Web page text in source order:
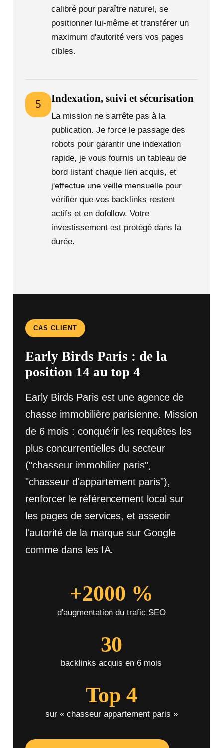
calibré pour paraître naturel, se
positionner lui-même et transférer un
maximum d'autorité vers vos pages
cibles.
5 Indexation, suivi et sécurisation
La mission ne s'arrête pas à la
publication. Je force le passage des
robots pour garantir une indexation
rapide, je vous fournis un tableau de
bord listant chaque lien acquis, et
j'effectue une veille mensuelle pour
vérifier que vos backlinks restent
actifs et en dofollow. Votre
investissement est protégé dans la
durée.
CAS CLIENT
Early Birds Paris : de la
position 14 au top 4
Early Birds Paris est une agence de
chasse immobilière parisienne. Mission
de 6 mois : conquérir les requêtes les
plus concurrentielles du secteur
("chasseur immobilier paris",
"chasseur d'appartement paris"),
renforcer le référencement local sur
les pages de services, et asseoir
l'autorité de la marque sur Google
comme dans les IA.
+2000 %
d'augmentation du trafic SEO
30
backlinks acquis en 6 mois
Top 4
sur « chasseur appartement paris »